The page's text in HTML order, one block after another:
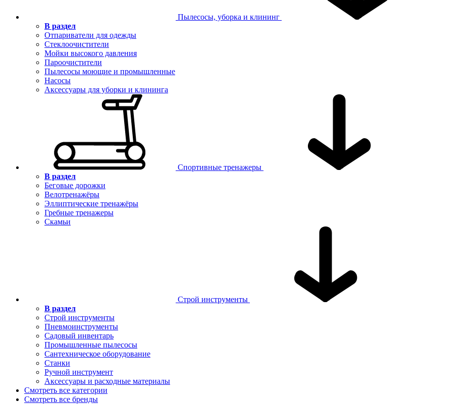
Пылесосы, уборка и клининг
В раздел
Отпариватели для одежды
Стеклоочистители
Мойки высокого давления
Пароочистители
Пылесосы моющие и промышленные
Насосы
Аксессуары для уборки и клининга
Спортивные тренажеры
В раздел
Беговые дорожки
Велотренажёры
Эллиптические тренажёры
Гребные тренажеры
Скамьи
Строй инструменты
В раздел
Строй инструменты
Пневмоинструменты
Садовый инвентарь
Промышленные пылесосы
Сантехническое оборудование
Станки
Ручной инструмент
Аксессуары и расходные материалы
Смотреть все категории
Смотреть все бренды